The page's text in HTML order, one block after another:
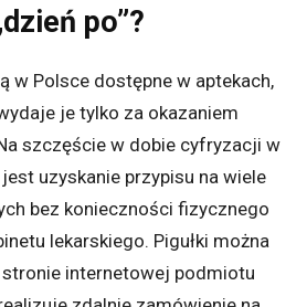
po”?
w Polsce dostępne w aptekach,
je tylko za okazaniem
szczęście w dobie cyfryzacji w
uzyskanie przypisu na wiele
bez konieczności fizycznego
lekarskiego. Pigułki można
internetowej podmiotu